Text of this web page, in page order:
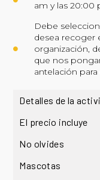
am y las 20:00
Debe
desea recoger
organización,
que nos
antelación
Detalles de la
El precio incluye
No olvides
Mascotas